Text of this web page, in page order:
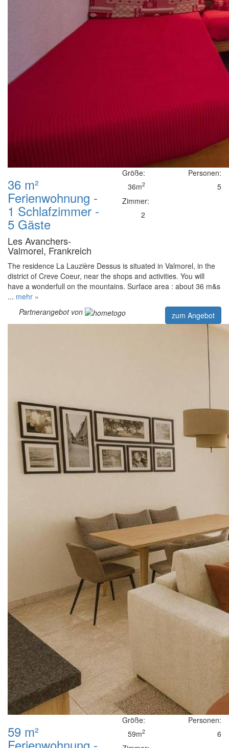
36 m²
Ferienwohnung -
1 Schlafzimmer -
5 Gäste
Les Avanchers-
Valmorel, Frankreich
Größe:
36m2
Zimmer:
2
Personen:
5
The residence La Lauzière Dessus is situated in Valmorel, in the
district of Creve Coeur, near the shops and activities. You will
have a wonderfull on the mountains. Surface area : about 36 m&s
... mehr »
Partnerangebot von
zum Angebot
59 m²
Größe:
59m2
Personen:
6